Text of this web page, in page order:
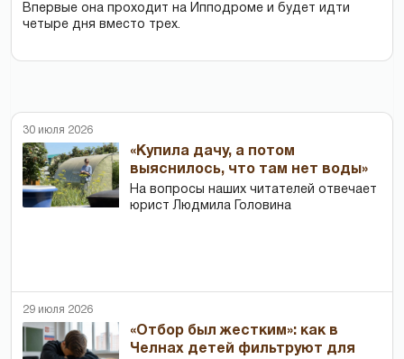
Впервые она проходит на Ипподроме и будет идти
четыре дня вместо трех.
30 июля 2026
«Купила дачу, а потом
выяснилось, что там нет воды»
На вопросы наших читателей отвечает
юрист Людмила Головина
29 июля 2026
«Отбор был жестким»: как в
Челнах детей фильтруют для